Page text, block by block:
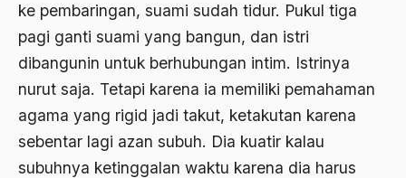
ke pembaringan, suami sudah tidur. Pukul tiga
pagi ganti suami yang bangun, dan istri
dibangunin untuk berhubungan intim. Istrinya
nurut saja. Tetapi karena ia memiliki pemahaman
agama yang rigid jadi takut, ketakutan karena
sebentar lagi azan subuh. Dia kuatir kalau
subuhnya ketinggalan waktu karena dia harus
BUMN
Bung Hatta
Bung karno
Bung Tomo
burdah